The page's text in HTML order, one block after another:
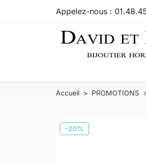
Appelez-nous :
Accueil PROMOTIONS
-20%